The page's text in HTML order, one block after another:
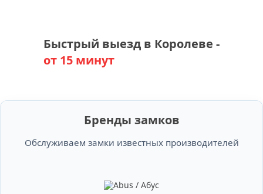
Быстрый выезд в Королеве -
от 15 минут
Бренды замков
Обслуживаем замки известных производителей